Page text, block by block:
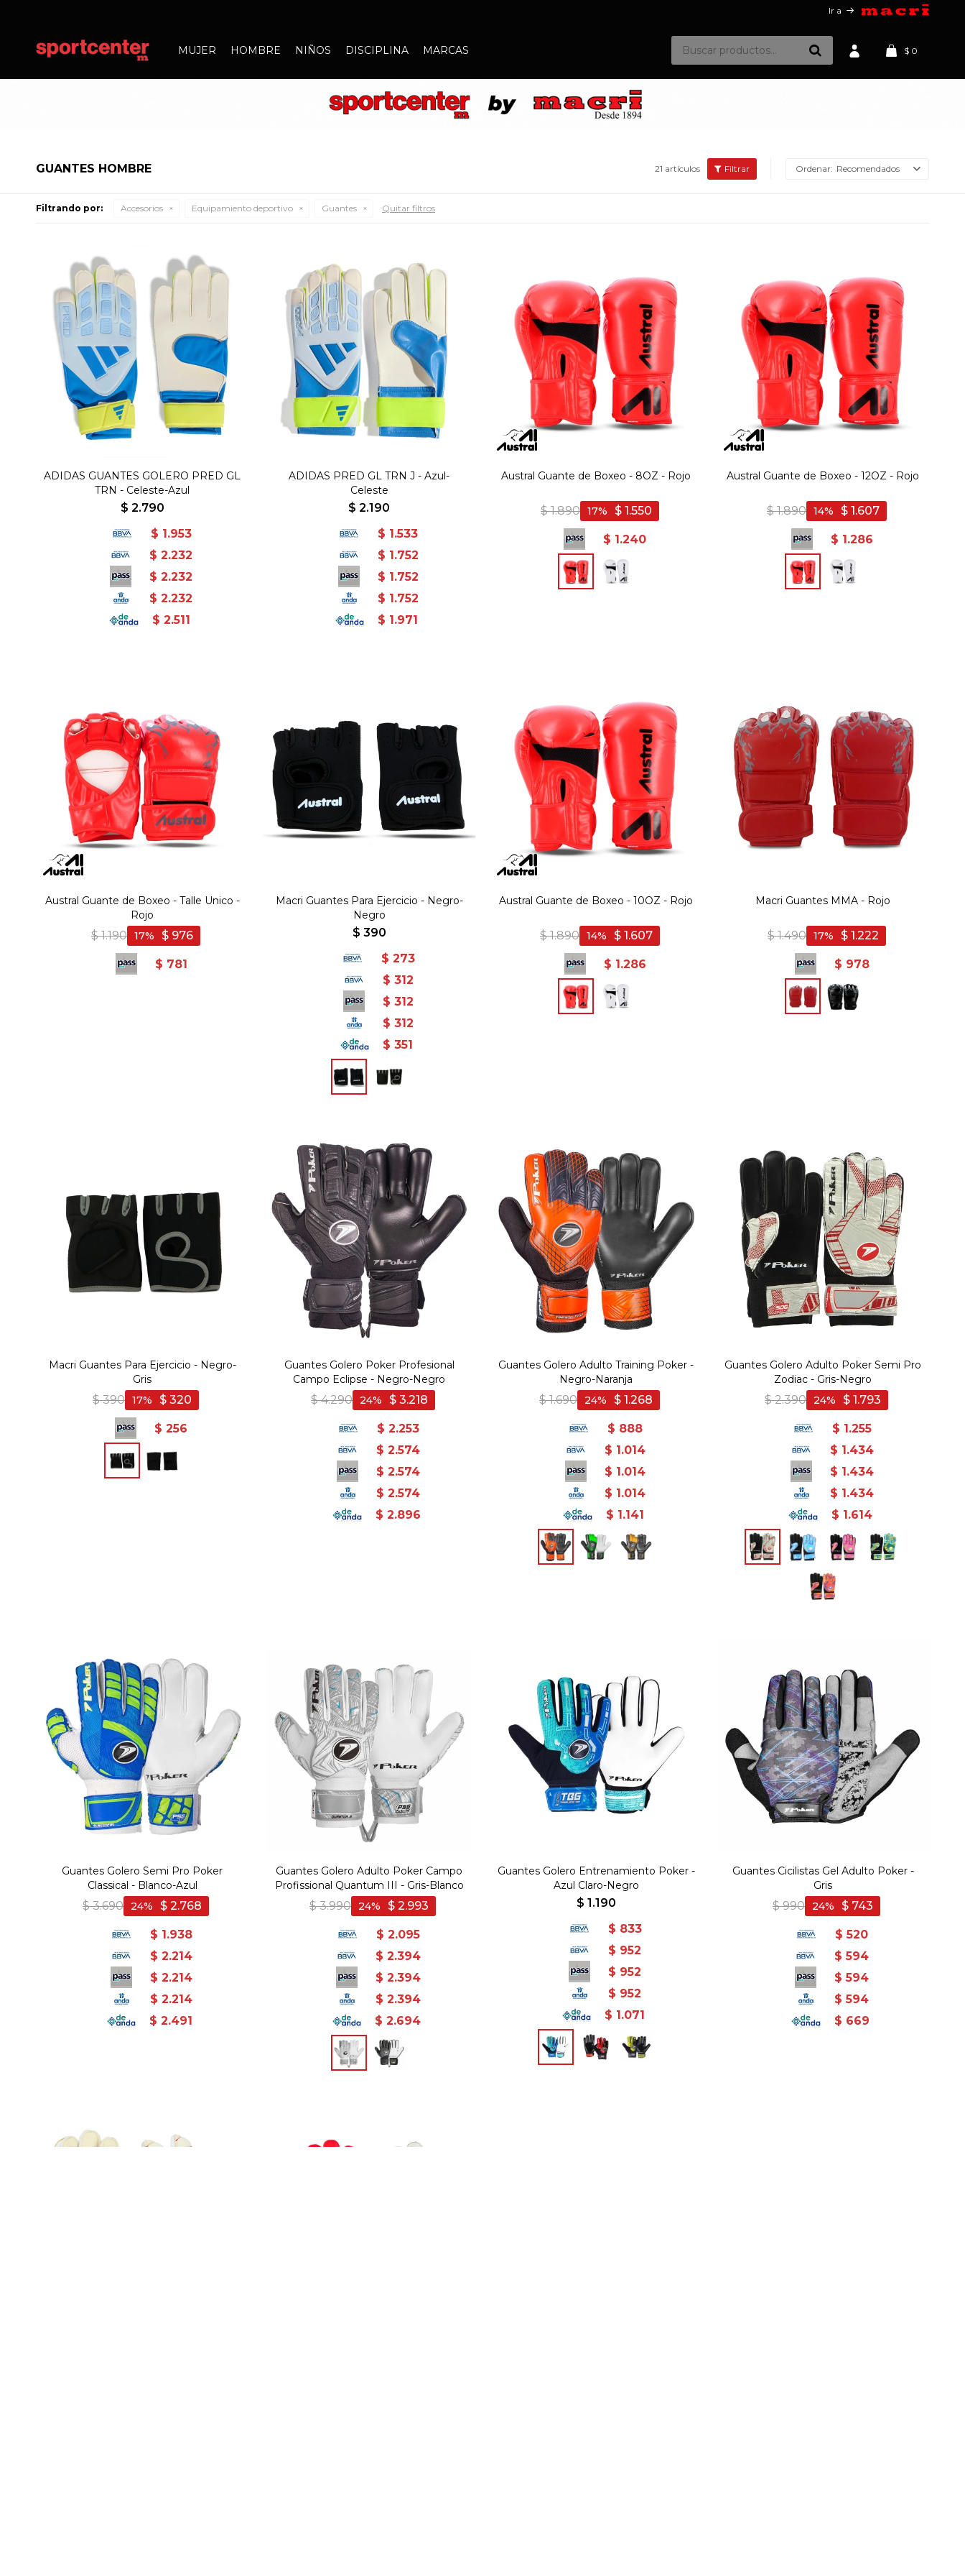
MUJER HOMBRE NIÑOS DISCIPLINA MARCAS $ 0
Ir a
GUANTES HOMBRE 21 artículos Recomendados
Filtrando por: Accesorios Equipamiento deportivo Guantes Quitar filtros
ADIDAS GUANTES GOLERO PRED GL
TRN - Celeste-Azul
$ 2.790
$ 1.953
$ 2.232
$ 2.232
$ 2.232
$ 2.511
ADIDAS PRED GL TRN J - Azul-
Celeste
$ 2.190
$ 1.533
$ 1.752
$ 1.752
$ 1.752
$ 1.971
Austral Guante de Boxeo - 8OZ - Rojo
$ 1.890 $ 1.550
17
$ 1.240
Austral Guante de Boxeo - 12OZ - Rojo
$ 1.890 $ 1.607
14
$ 1.286
Austral Guante de Boxeo - Talle Unico -
Rojo
$ 1.190 $ 976
17
$ 781
Macri Guantes Para Ejercicio - Negro-
Negro
$ 390
$ 273
$ 312
$ 312
$ 312
$ 351
Austral Guante de Boxeo - 10OZ - Rojo
$ 1.890 $ 1.607
14
$ 1.286
Macri Guantes MMA - Rojo
$ 1.490 $ 1.222
17
$ 978
Macri Guantes Para Ejercicio - Negro-
Gris
$ 390 $ 320
17
$ 256
Guantes Golero Poker Profesional
Campo Eclipse - Negro-Negro
$ 4.290 $ 3.218
24
$ 2.253
$ 2.574
$ 2.574
$ 2.574
$ 2.896
Guantes Golero Adulto Training Poker -
Negro-Naranja
$ 1.690 $ 1.268
24
$ 888
$ 1.014
$ 1.014
$ 1.014
$ 1.141
Guantes Golero Adulto Poker Semi Pro
Zodiac - Gris-Negro
$ 2.390 $ 1.793
24
$ 1.255
$ 1.434
$ 1.434
$ 1.434
$ 1.614
Guantes Golero Semi Pro Poker
Classical - Blanco-Azul
$ 3.690 $ 2.768
24
$ 1.938
$ 2.214
$ 2.214
$ 2.214
$ 2.491
Guantes Golero Adulto Poker Campo
Profissional Quantum III - Gris-Blanco
$ 3.990 $ 2.993
24
$ 2.095
$ 2.394
$ 2.394
$ 2.394
$ 2.694
Guantes Golero Entrenamiento Poker -
Azul Claro-Negro
$ 1.190
$ 833
$ 952
$ 952
$ 952
$ 1.071
Guantes Cicilistas Gel Adulto Poker -
Gris
$ 990 $ 743
24
$ 520
$ 594
$ 594
$ 594
$ 669